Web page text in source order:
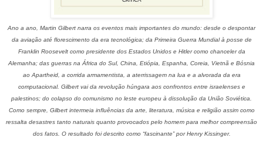
Ano a ano, Martin Gilbert narra os eventos mais importantes do mundo: desde o despontar
da aviação até florescimento da era tecnológica; da Primeira Guerra Mundial à posse de
Franklin Roosevelt como presidente dos Estados Unidos e Hitler como chanceler da
Alemanha; das guerras na África do Sul, China, Etiópia, Espanha, Coreia, Vietnã e Bósnia
ao Apartheid, a corrida armamentista, a aterrissagem na lua e a alvorada da era
computacional. Gilbert vai da revolução húngara aos confrontos entre israelenses e
palestinos; do colapso do comunismo no leste europeu à dissolução da União Soviética.
Como sempre, Gilbert intermeia influências da arte, literatura, música e religião assim como
ressalta desastres tanto naturais quanto provocados pelo homem para melhor compreensão
dos fatos. O resultado foi descrito como “fascinante” por Henry Kissinger.